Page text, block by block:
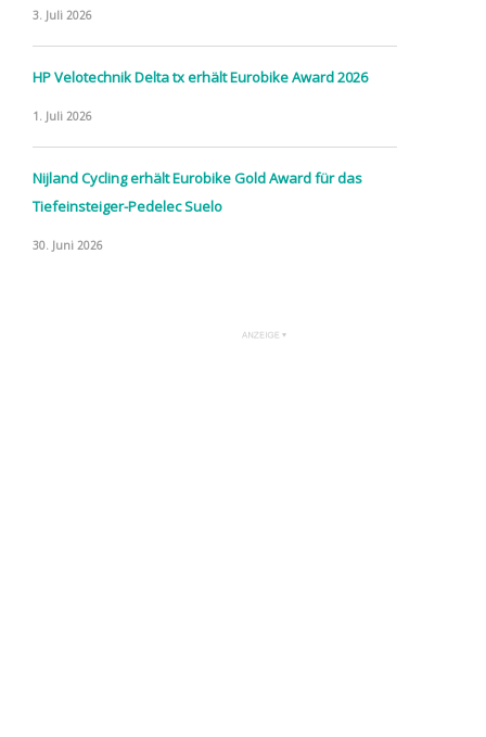
3. Juli 2026
HP Velotechnik Delta tx erhält Eurobike Award 2026
1. Juli 2026
Nijland Cycling erhält Eurobike Gold Award für das
Tiefeinsteiger-Pedelec Suelo
30. Juni 2026